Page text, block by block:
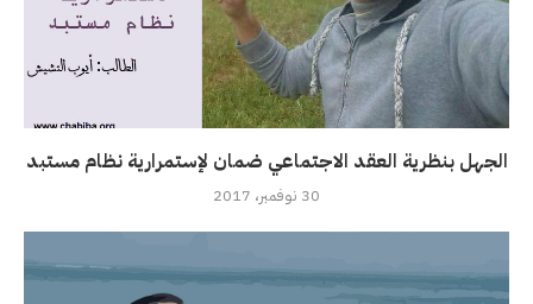
الجهل بنظرية العقد الاجتماعي ضمان لإستمرارية نظام مستبد
30 نوفمبر، 2017